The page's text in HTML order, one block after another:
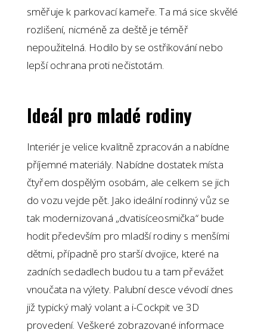
směřuje k parkovací kameře. Ta má sice skvělé
rozlišení, nicméně za deště je téměř
nepoužitelná. Hodilo by se ostřikování nebo
lepší ochrana proti nečistotám.
Ideál pro mladé rodiny
Interiér je velice kvalitně zpracován a nabídne
příjemné materiály. Nabídne dostatek místa
čtyřem dospělým osobám, ale celkem se jich
do vozu vejde pět. Jako ideální rodinný vůz se
tak modernizovaná „dvatisíceosmička“ bude
hodit především pro mladší rodiny s menšími
dětmi, případně pro starší dvojice, které na
zadních sedadlech budou tu a tam převážet
vnoučata na výlety. Palubní desce vévodí dnes
již typický malý volant a i-Cockpit ve 3D
provedení. Veškeré zobrazované informace